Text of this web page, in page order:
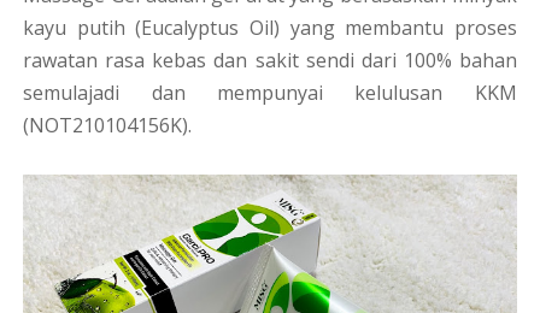
kayu putih (Eucalyptus Oil) yang membantu proses
rawatan rasa kebas dan sakit sendi dari 100% bahan
semulajadi dan mempunyai kelulusan KKM
(NOT210104156K).